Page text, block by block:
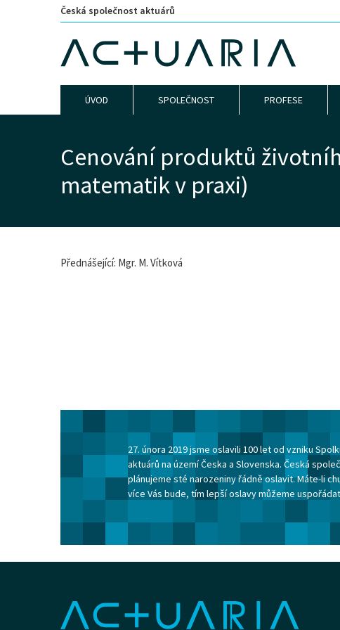
Česká společnost aktuárů
ÚVOD SPOLEČNOST PROFESE
Cenování produktů
matematik v praxi)
Přednášející: Mgr. M. Vítková
27. února 2019 jsme oslavili 100 let od vzniku
aktuárů na území Česka a Slovenska. Česká
plánujeme sté narozeniny řádně oslavit. Máte-li
více Vás bude, tím lepší oslavy můžeme